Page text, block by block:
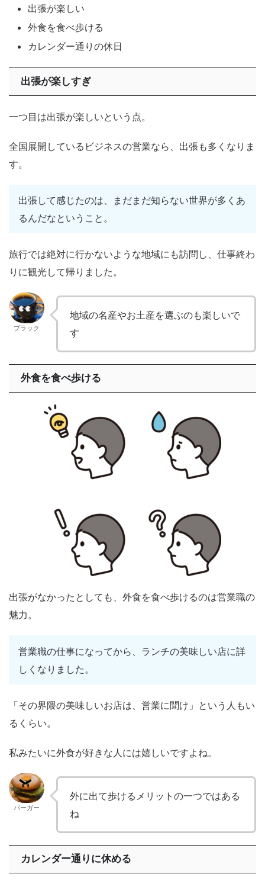
出張が楽しい
外食を食べ歩ける
カレンダー通りの休日
出張が楽しすぎ
一つ目は出張が楽しいという点。
全国展開しているビジネスの営業なら、出張も多くなりま
す。
出張して感じたのは、まだまだ知らない世界が多くあ
るんだなということ。
旅行では絶対に行かないような地域にも訪問し、仕事終わ
りに観光して帰りました。
ブラック
地域の名産やお土産を選ぶのも楽しいで
す
外食を食べ歩ける
出張がなかったとしても、外食を食べ歩けるのは営業職の
魅力。
営業職の仕事になってから、ランチの美味しい店に詳
しくなりました。
「その界隈の美味しいお店は、営業に聞け」という人もい
るくらい。
私みたいに外食が好きな人には嬉しいですよね。
バーガー
外に出て歩けるメリットの一つではある
ね
カレンダー通りに休める